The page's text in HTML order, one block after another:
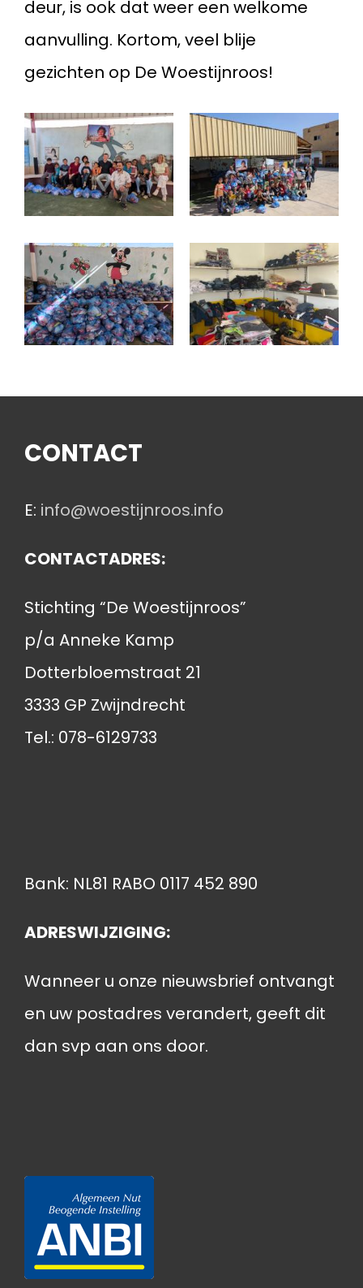
deur, is ook dat weer een welkome
aanvulling. Kortom, veel blije
gezichten op De Woestijnroos!
CONTACT
E: info@woestijnroos.info
CONTACTADRES:
Stichting “De Woestijnroos”
p/a Anneke Kamp
Dotterbloemstraat 21
3333 GP Zwijndrecht
Tel.: 078-6129733
Bank: NL81 RABO 0117 452 890
ADRESWIJZIGING:
Wanneer u onze nieuwsbrief ontvangt
en uw postadres verandert, geeft dit
dan svp aan ons door.